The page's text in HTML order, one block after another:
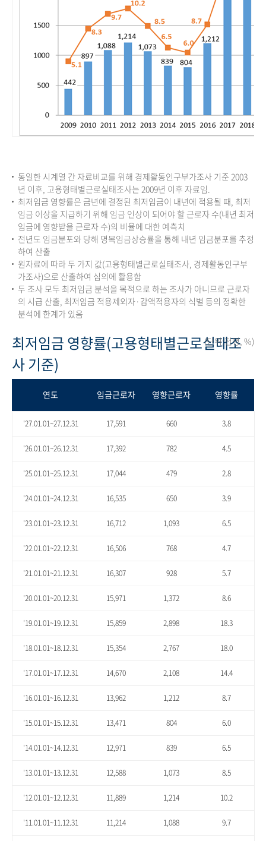
동일한 시계열 간 자료비교를 위해 경제활동인구부가조사 기준 2003
년 이후, 고용형태별근로실태조사는 2009년 이후 자료임.
최저임금 영향률은 금년에 결정된 최저임금이 내년에 적용될 때, 최저
임금 이상을 지급하기 위해 임금 인상이 되어야 할 근로자 수(내년 최저
임금에 영향받을 근로자 수)의 비율에 대한 예측치
전년도 임금분포와 당해 명목임금상승률을 통해 내년 임금분포를 추정
하여 산출
원자료에 따라 두 가지 값(고용형태별근로실태조사, 경제활동인구부
가조사)으로 산출하여 심의에 활용함
두 조사 모두 최저임금 분석을 목적으로 하는 조사가 아니므로 근로자
의 시급 산출, 최저임금 적용제외자·감액적용자의 식별 등의 정확한
분석에 한계가 있음
최저임금 영향률(고용형태별근로실태조
사 기준)
(단위:천명, %)
연도 임금근로자 영향근로자 영향률
'27.01.01~27.12.31 17,591 660 3.8
'26.01.01~26.12.31 17,392 782 4.5
'25.01.01~25.12.31 17,044 479 2.8
'24.01.01~24.12.31 16,535 650 3.9
'23.01.01~23.12.31 16,712 1,093 6.5
'22.01.01~22.12.31 16,506 768 4.7
'21.01.01~21.12.31 16,307 928 5.7
'20.01.01~20.12.31 15,971 1,372 8.6
'19.01.01~19.12.31 15,859 2,898 18.3
'18.01.01~18.12.31 15,354 2,767 18.0
'17.01.01~17.12.31 14,670 2,108 14.4
'16.01.01~16.12.31 13,962 1,212 8.7
'15.01.01~15.12.31 13,471 804 6.0
'14.01.01~14.12.31 12,971 839 6.5
'13.01.01~13.12.31 12,588 1,073 8.5
'12.01.01~12.12.31 11,889 1,214 10.2
'11.01.01~11.12.31 11,214 1,088 9.7